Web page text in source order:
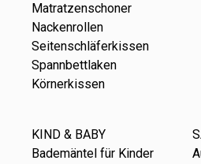
Matratzenschoner
Nackenrollen
Seitenschläferkissen
Spannbettlaken
Körnerkissen
KIND & BABY
Bademäntel für Kinder